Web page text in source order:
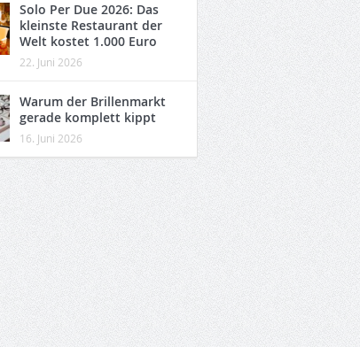
Solo Per Due 2026: Das
kleinste Restaurant der
Welt kostet 1.000 Euro
22. Juni 2026
Warum der Brillenmarkt
gerade komplett kippt
16. Juni 2026